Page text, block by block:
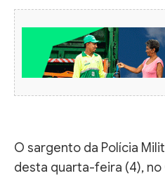
O sargento da Polícia
desta quarta-feira (4), no